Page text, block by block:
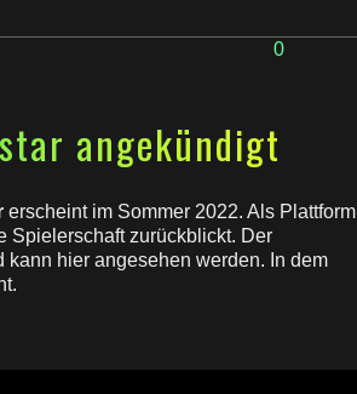
0
angekündigt
erscheint im Sommer 2022. Als Plattform
Spielerschaft zurückblickt. Der
hier angesehen werden. In dem